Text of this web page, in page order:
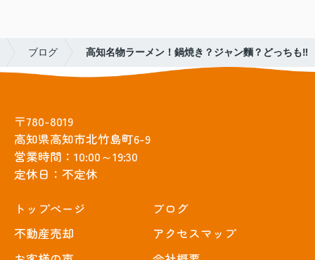
ブログ 高知名物ラーメン！鍋焼き？ジャン麵？どっちも‼
〒780-8019
高知県高知市北竹島町6-9
営業時間：10:00～19:30
定休日：不定休
トップぺージ
不動産売却
ブログ
アクセスマップ